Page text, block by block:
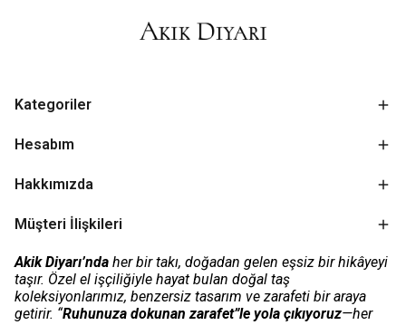
Kategoriler
Hesabım
Hakkımızda
Müşteri İlişkileri
Akik Diyarı’nda her bir takı, doğadan gelen eşsiz bir hikâyeyi
taşır. Özel el işçiliğiyle hayat bulan doğal taş
koleksiyonlarımız, benzersiz tasarım ve zarafeti bir araya
getirir. “Ruhunuza dokunan zarafet”le yola çıkıyoruz—her